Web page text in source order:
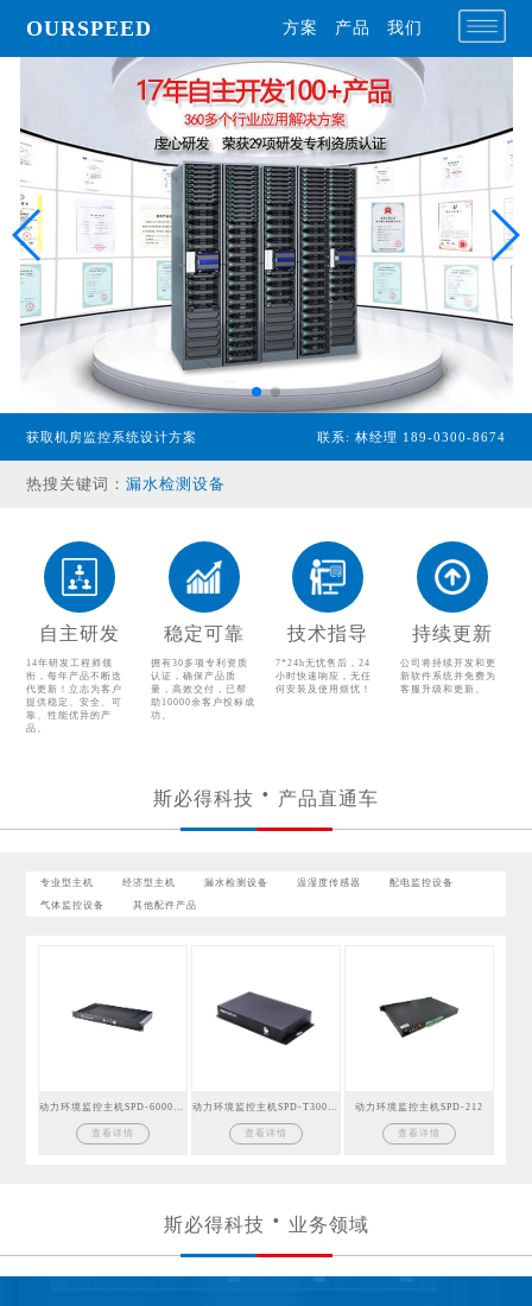
OURSPEED 方案 产品 我们
获取机房监控系统设计方案 联系: 林经理 189-0300-8674
热搜关键词：
专业型主机
漏水检测设备
配电监控设备
气体监控设备
其他配件产品
自主研发
14年研发工程师领
衔，每年产品不断迭
代更新！立志为客户
提供稳定、安全、可
靠、性能优异的产
品。
稳定可靠
拥有30多项专利资质
认证，确保产品质
量，高效交付，已帮
助10000余客户投标成
功。
技术指导
7*24h无忧售后，24
小时快速响应，无任
何安装及使用烦忧！
持续更新
公司将持续开发和更
新软件系统并免费为
客服升级和更新。
斯必得科技 产品直通车
专业型主机 经济型主机 漏水检测设备 温湿度传感器 配电监控设备
气体监控设备 其他配件产品
查看详情 查看详情
动力环境监控主机SPD-212
查看详情
斯必得科技 业务领域